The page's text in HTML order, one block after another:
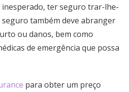
inesperado, ter seguro trar-lhe-
também deve abranger
ou danos, bem como
de emergência que possa
para obter um preço